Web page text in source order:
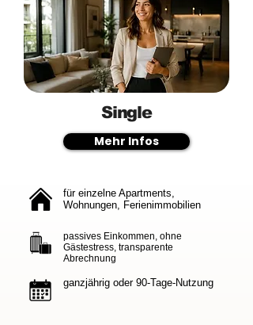
Single
Mehr Infos
für einzelne Apartments,
Wohnungen, Ferienimmobilien
passives Einkommen, ohne
Gästestress, transparente
Abrechnung
ganzjährig oder 90-Tage-Nutzung